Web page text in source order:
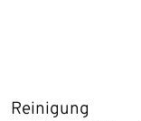
Reinigung